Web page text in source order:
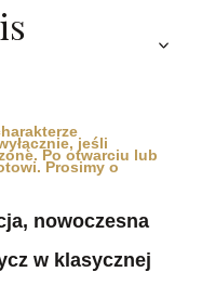
jeśli
Po otwarciu lub
Prosimy o
nowoczesna
w klasycznej